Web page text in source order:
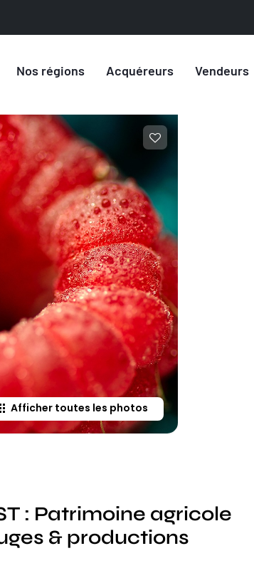
Nos régions Acquéreurs Vendeurs
Afficher toutes les photos
: Patrimoine agricole
& productions